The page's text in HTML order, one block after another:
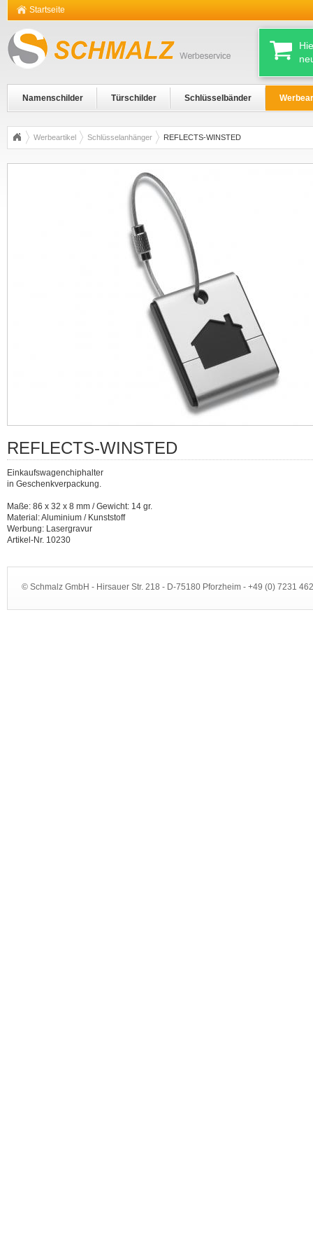
Startseite
Namenschilder Türschilder Schlüsselbänder
Werbeartikel Schlüsselanhänger REFLECTS-WINSTED
REFLECTS-WINSTED
Einkaufswagenchiphalter
in Geschenkverpackung.
Maße: 86 x 32 x 8 mm / Gewicht: 14 gr.
Material: Aluminium / Kunststoff
Werbung: Lasergravur
Artikel-Nr. 10230
© Schmalz GmbH - Hirsauer Str. 218 - D-75180 Pforzheim - +49 (0) 7231